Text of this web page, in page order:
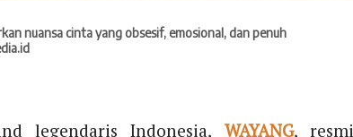
nuansa cinta yang obsesif, emosional, dan penuh
legendaris Indonesia, WAYANG, resmi